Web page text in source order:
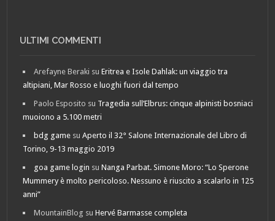
ULTIMI COMMENTI
Arefayne Beraki suEritrea e Isole Dahlak: un viaggio tra
altipiani, Mar Rosso e luoghi fuori dal tempo
Paolo Esposito su Tragedia sull’Elbrus: cinque alpinisti bosniaci
muoiono a 5.100 metri
bdg game suAperto il 32° Salone Internazionale del Libro di
Torino, 9-13 maggio 2019
goa game login suNanga Parbat. Simone Moro: “Lo Sperone
Mummery è molto pericoloso. Nessuno è riuscito a scalarlo in 125
anni”
MountainBlog suHervé Barmasse completa